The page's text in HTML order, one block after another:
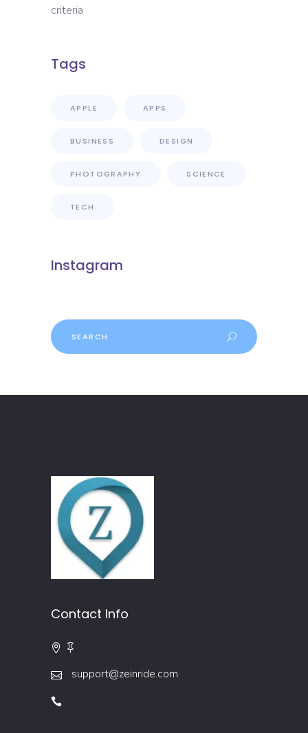
criteria
Tags
APPLE APPS
BUSINESS DESIGN
PHOTOGRAPHY SCIENCE
TECH
Instagram
Search
Contact Info
support@zeinride.com